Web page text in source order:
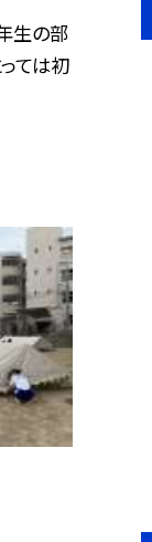
生の部
ては初